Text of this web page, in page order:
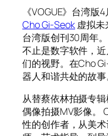
《VOGUE》台湾
Cho Gi-Seok虚拟未
台湾版创刊30周年
不止是数字软件，
们的视野。在Cho
器人和谐共处的故事
从替蔡依林拍摄专
偶像拍摄MV影像。
性的创作者，从美